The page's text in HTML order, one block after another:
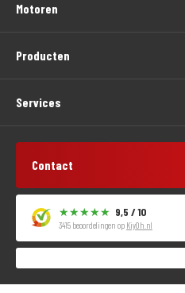
Motoren
Producten
Services
Contact
9,5 / 10
3415 beoordelingen op KiyOh.nl